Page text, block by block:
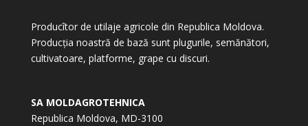
Producîtor de utilaje agricole din Republica Moldova.
Producția noastră de bază sunt plugurile, semănători,
cultivatoare, platforme, grape cu discuri.
SA MOLDAGROTEHNICA
Republica Moldova, MD-3100